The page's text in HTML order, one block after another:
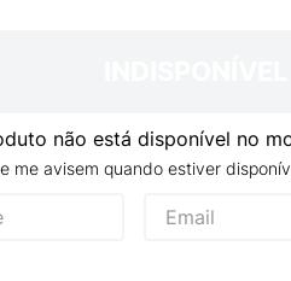
não está disponível no
me avisem quando estiver